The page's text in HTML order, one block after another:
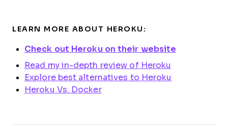
LEARN MORE ABOUT HEROKU:
Check out Heroku on their website
Read my in-depth review of Heroku
Explore best alternatives to Heroku
Heroku Vs. Docker